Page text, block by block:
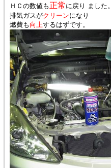
ＨＣの数値も 正常 に戻り ました。
排気ガスがクリーンになり
燃費も 向上するはずです。